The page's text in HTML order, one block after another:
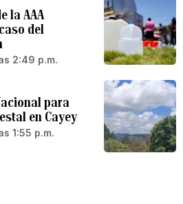
la AAA
del
2:49 p.m.
para
en Cayey
1:55 p.m.